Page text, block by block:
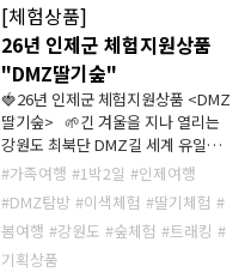
[체험상품]
26년 인제군 체험지원상품
"DMZ딸기숲"
🍓26년 인제군 체험지원상품 <DMZ
딸기숲> 🌱긴 겨울을 지나 열리는
강원도 최북단 DMZ길 세계 유일의
분단의 길을 걸어보는 특별한 체험
🍓최북단에서 자란 아주 특별한 딸기
싱그럽고 달콤함이 가득한 딸기를 수
확하는 체험 🍗한약재를 넣고 푹 고
와낸 영양 삼계탕 남녀노소 누구나
#가족여행 #1박2일 #인제여행
#DMZ탐방 #이색체험 #딸기체험 #
봄여행 #강원도 #숲체험 #트래킹 #
기획상품